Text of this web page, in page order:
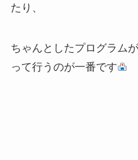
たり、
ちゃんとしたプログラム
って行うのが一番です